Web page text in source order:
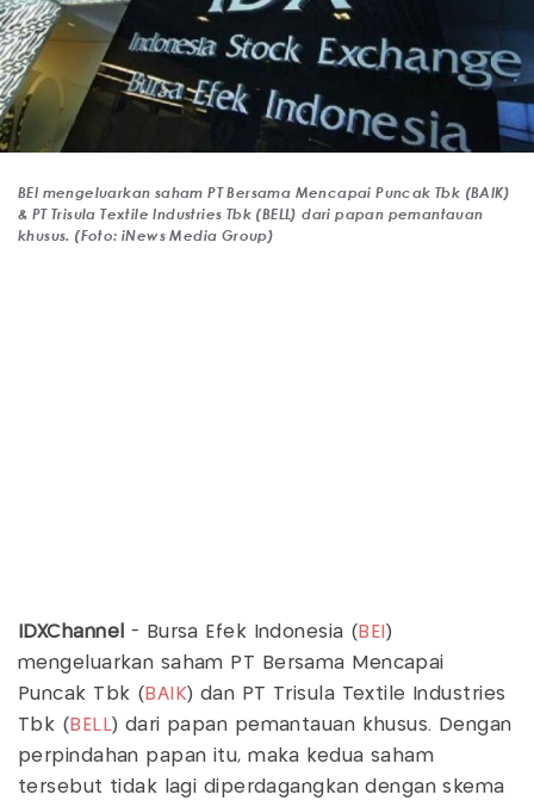
BEI mengeluarkan saham PT Bersama Mencapai Puncak Tbk (BAIK)
& PT Trisula Textile Industries Tbk (BELL) dari papan pemantauan
khusus. (Foto: iNews Media Group)
IDXChannel - Bursa Efek Indonesia ( BEI )
mengeluarkan saham PT Bersama Mencapai
Puncak Tbk ( BAIK) dan PT Trisula Textile Industries
Tbk ( BELL) dari papan pemantauan khusus. Dengan
perpindahan papan itu, maka kedua saham
tersebut tidak lagi diperdagangkan dengan skema